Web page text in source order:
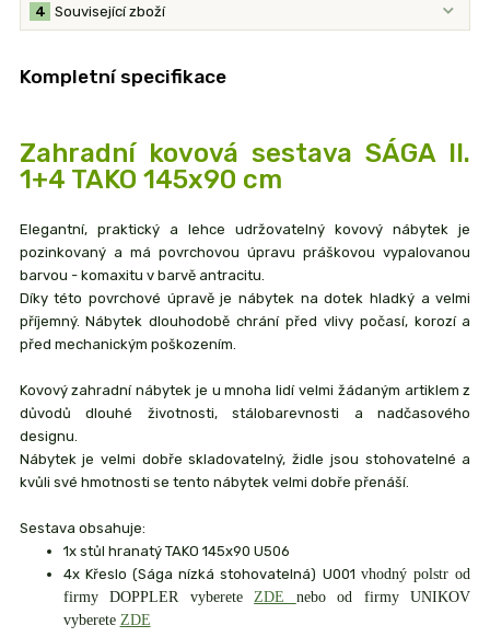
Související zboží
4
Kompletní specifikace
Zahradní kovová sestava SÁGA II.
1+4 TAKO 145x90 cm
Elegantní, praktický a lehce udržovatelný kovový nábytek je
pozinkovaný a má povrchovou úpravu práškovou vypalovanou
barvou - komaxitu v barvě antracitu.
Díky této povrchové úpravě je nábytek na dotek hladký a velmi
příjemný. Nábytek dlouhodobě chrání před vlivy počasí, korozí a
před mechanickým poškozením.
Kovový zahradní nábytek je u mnoha lidí velmi žádaným artiklem z
důvodů dlouhé životnosti, stálobarevnosti a nadčasového
designu.
Nábytek je velmi dobře skladovatelný, židle jsou stohovatelné a
kvůli své hmotnosti se tento nábytek velmi dobře přenáší.
Sestava obsahuje:
1x stůl hranatý TAKO 145x90 U506
4x Křeslo (Sága nízká stohovatelná) U001 vhodný polstr od
firmy DOPPLER vybereteZDE nebo od firmy UNIKOV
vyberete ZDE